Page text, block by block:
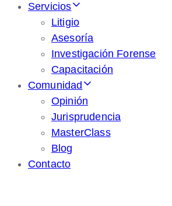
Servicios
Litigio
Asesoría
Investigación Forense
Capacitación
Comunidad
Opinión
Jurisprudencia
MasterClass
Blog
Contacto